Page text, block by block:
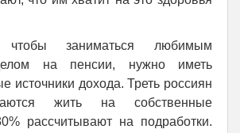
заниматься любимым
на пенсии, нужно иметь
источники дохода. Треть россиян
жить на собственные
рассчитывают на подработки.